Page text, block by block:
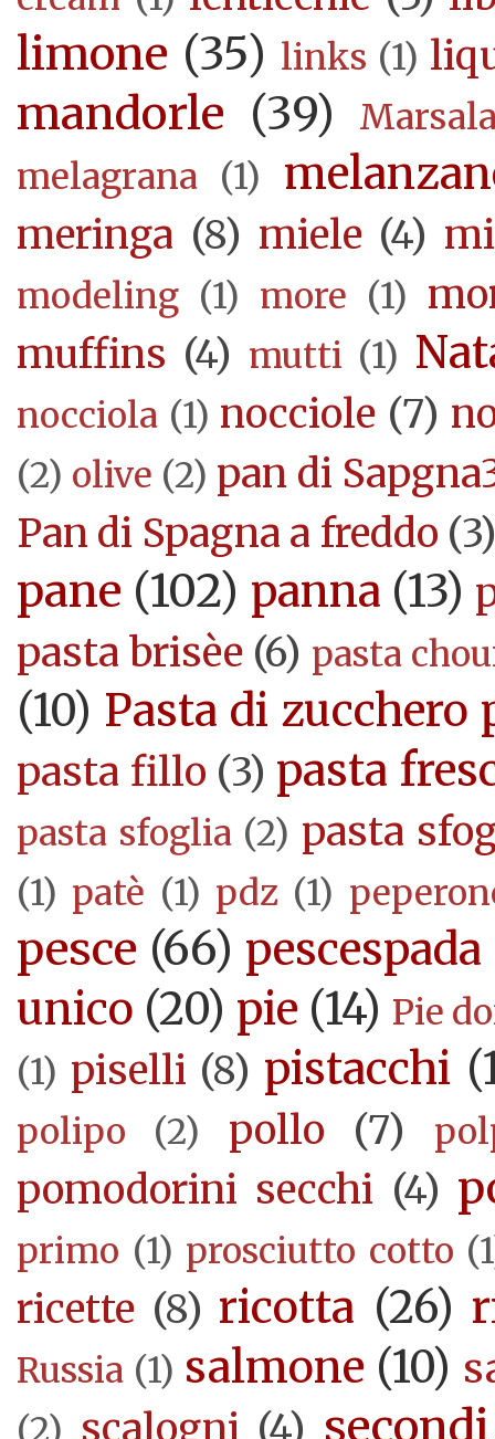
limone (35) links (1)
mandorle (39)
melagrana (1)
meringa (8) miele (4)
modeling (1) more (1)
muffins (4) mutti (1)
nocciola (1) nocciole (7)
(2) olive (2) pan di
Pan di Spagna a freddo (3)
pane (102) panna (13)
pasta brisèe (6) pasta
(10) Pasta di zucchero
pasta fillo (3) pasta
pasta sfoglia (2) pasta
(1) patè (1) pdz (1)
pesce (66) pescespada
unico (20) pie (14) Pie
(1) piselli (8) pistacchi
polipo (2) pollo (7)
pomodorini secchi (4)
primo (1) prosciutto cotto
ricette (8) ricotta (26)
Russia (1) salmone (10)
scalogni (4) secondi